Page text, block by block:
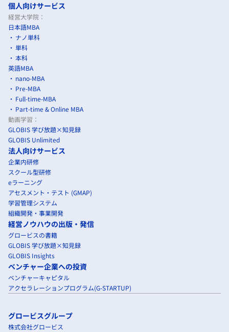
個人向けサービス
経営大学院：
日本語MBA
ナノ単科
単科
本科
英語MBA
nano-MBA
Pre-MBA
Full-time-MBA
Part-time & Online MBA
動画学習：
GLOBIS 学び放題×知見録
GLOBIS Unlimited
法人向けサービス
企業内研修
スクール型研修
eラーニング
アセスメント・テスト (GMAP)
学習管理システム
組織開発・事業開発
経営ノウハウの出版・発信
グロービスの書籍
GLOBIS 学び放題×知見録
GLOBIS Insights
ベンチャー企業への投資
ベンチャーキャピタル
アクセラレーションプログラム(G-STARTUP)
グロービスグループ
株式会社グロービス